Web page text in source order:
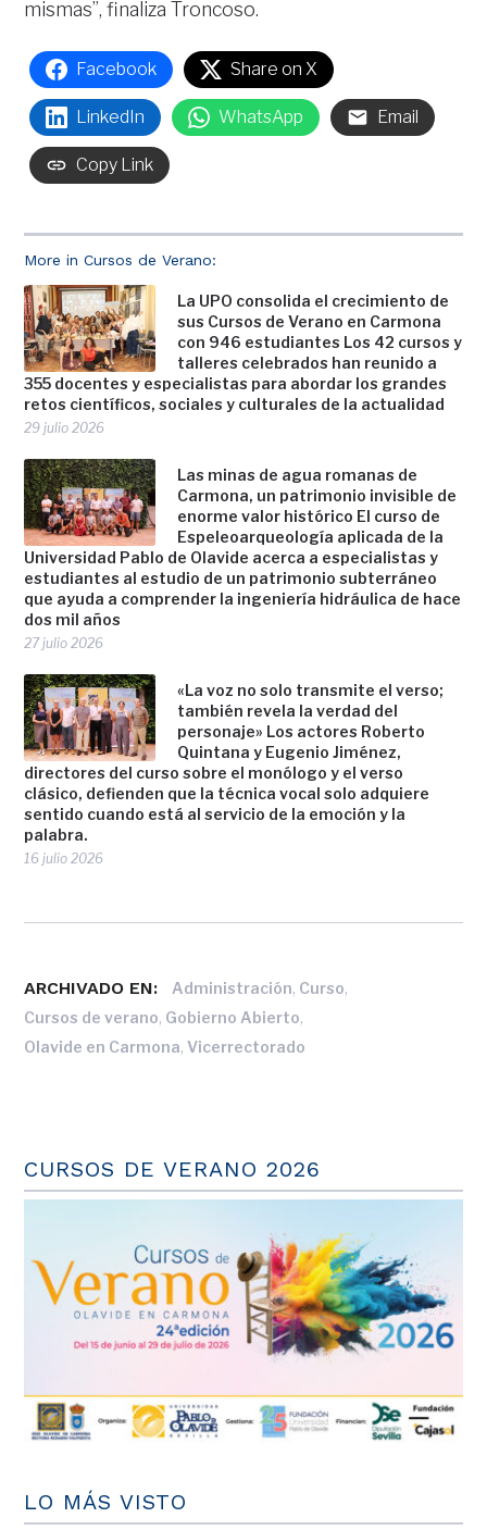
More in Cursos de Verano:
La UPO consolida el crecimiento de
sus Cursos de Verano en Carmona
con 946 estudiantes Los 42 cursos y
talleres celebrados han reunido a
355 docentes y especialistas para abordar los grandes
retos científicos, sociales y culturales de la actualidad
29 julio 2026
Las minas de agua romanas de
Carmona, un patrimonio invisible de
enorme valor histórico El curso de
Espeleoarqueología aplicada de la
Universidad Pablo de Olavide acerca a especialistas y
estudiantes al estudio de un patrimonio subterráneo
que ayuda a comprender la ingeniería hidráulica de hace
dos mil años
27 julio 2026
«La voz no solo transmite el verso;
también revela la verdad del
personaje» Los actores Roberto
Quintana y Eugenio Jiménez,
directores del curso sobre el monólogo y el verso
clásico, defienden que la técnica vocal solo adquiere
sentido cuando está al servicio de la emoción y la
palabra.
16 julio 2026
mismas”, finaliza Troncoso.
Facebook Share on X
LinkedIn WhatsApp Email
Copy Link
ARCHIVADO EN: Administración, Curso,
Cursos de verano, Gobierno Abierto,
Olavide en Carmona,Vicerrectorado
CURSOS DE VERANO 2026
LO MÁS VISTO